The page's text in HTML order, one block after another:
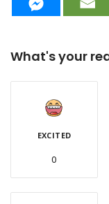
What's your
EXCITED
0